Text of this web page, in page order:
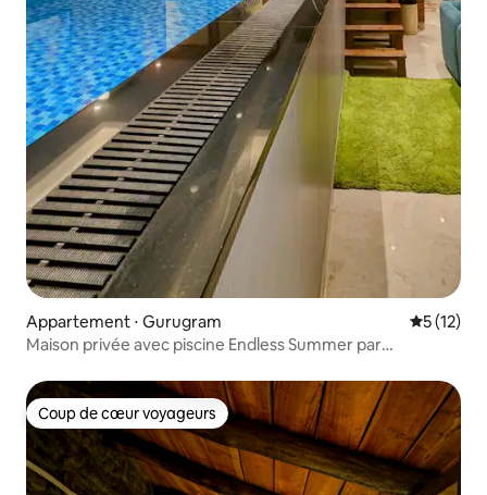
Appartement ⋅ Gurugram
5 (12)
Maison privée avec piscine Endless Summer par
Coup de cœur voyageurs
Coup de cœur voyageurs